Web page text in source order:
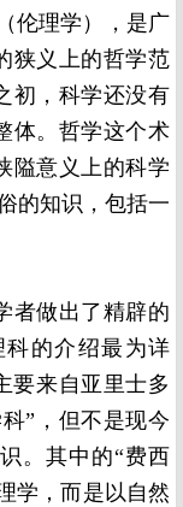
伦理学），是广
狭义上的哲学范
初，科学还没有
体。哲学这个术
隘意义上的科学
的知识，包括一
者做出了精辟的
的介绍最为详
要来自亚里士多
”，但不是现今
。其中的“费西
学，而是以自然